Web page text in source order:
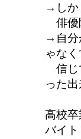
→しか
俳優
→自分
ゃなく
信じ
った出
高校卒
バイ